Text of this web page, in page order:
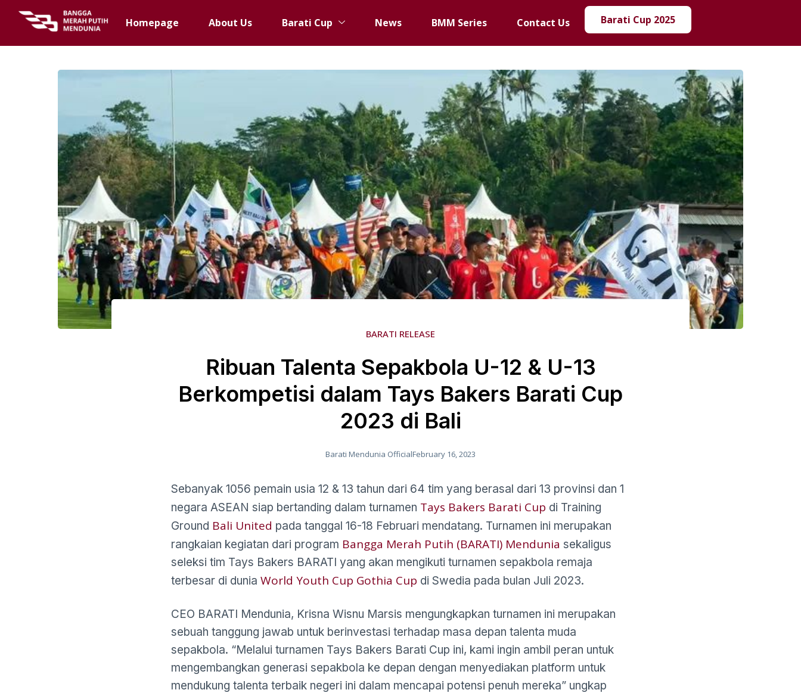
Homepage About Us Barati Cup News BMM Series Contact Us Barati Cup 2025
BARATI RELEASE
Ribuan Talenta Sepakbola U-12 & U-13
Berkompetisi dalam Tays Bakers Barati Cup
2023 di Bali
Barati Mendunia OfficialFebruary 16, 2023
Sebanyak 1056 pemain usia 12 & 13 tahun dari 64 tim yang berasal dari 13 provinsi dan 1
negara ASEAN siap bertanding dalam turnamen Tays Bakers Barati Cup di Training
Ground Bali United pada tanggal 16-18 Februari mendatang. Turnamen ini merupakan
rangkaian kegiatan dari program Bangga Merah Putih (BARATI) Mendunia sekaligus
seleksi tim Tays Bakers BARATI yang akan mengikuti turnamen sepakbola remaja
terbesar di dunia World Youth Cup Gothia Cup di Swedia pada bulan Juli 2023.
CEO BARATI Mendunia, Krisna Wisnu Marsis mengungkapkan turnamen ini merupakan
sebuah tanggung jawab untuk berinvestasi terhadap masa depan talenta muda
sepakbola. “Melalui turnamen Tays Bakers Barati Cup ini, kami ingin ambil peran untuk
mengembangkan generasi sepakbola ke depan dengan menyediakan platform untuk
mendukung talenta terbaik negeri ini dalam mencapai potensi penuh mereka” ungkap